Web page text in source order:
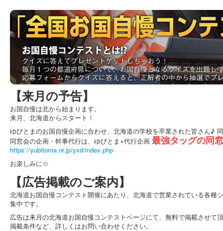
【来月の予告】
お国自慢は北から始まります。
来月、北海道からスタート！
ゆびとまのお国自慢企画に合わせ、北海道の学校を卒業された皆さん♪
同窓会の企画・幹事代行は、ゆびとま×代行企画 最強タッグの同
https://yubitoma.or.jp/yxd/index.php
お楽しみに☆
【広告掲載のご案内】
北海道お国自慢コンテスト開催にあたり、北海道で営業されている各
集中です。
広告は来月の北海道お国自慢コンテストページにて、無料で掲載させて
掲載条件など、詳しくはお問い合わせください。